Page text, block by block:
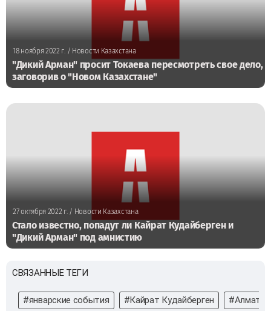
18 ноября 2022 г. / Новости Казахстана
"Дикий Арман" просит Токаева пересмотреть свое дело,
заговорив о "Новом Казахстане"
27 октября 2022 г./ Новости Казахстана
Стало известно, попадут ли Кайрат Кудайберген и
"Дикий Арман" под амнистию
СВЯЗАННЫЕ ТЕГИ
#январские события #Кайрат Кудайберген #Алматы